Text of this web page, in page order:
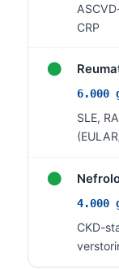
CRP
●
6.000
SLE,
●
4.000
CKD-
עִבְרִית
Italiano
Español
Ελληνικά
Türkçe
Română
فارسی